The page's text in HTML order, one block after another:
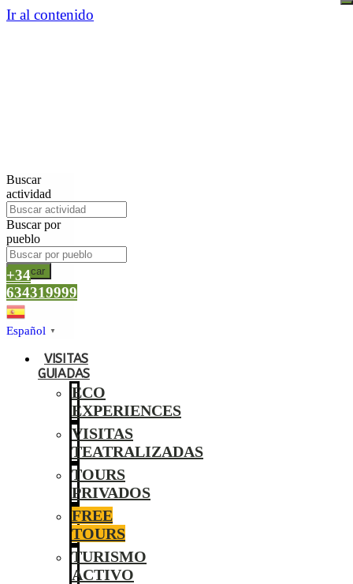
Ir al contenido
Buscar
actividad
Buscar por
pueblo
Buscar
+34
634319999
Español ▼
VISITAS
GUIADAS
ECO
EXPERIENCES
VISITAS
TEATRALIZADAS
TOURS
PRIVADOS
FREE
TOURS
TURISMO
ACTIVO